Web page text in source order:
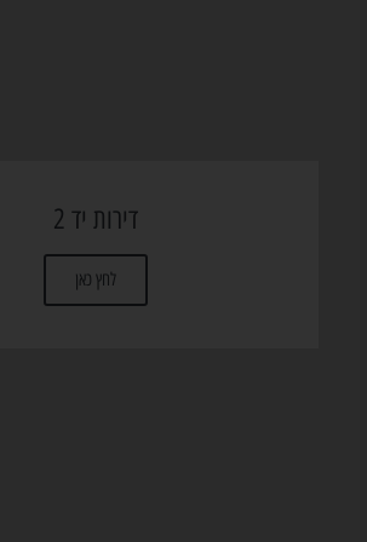
דירות יד 2
לחץ כאן